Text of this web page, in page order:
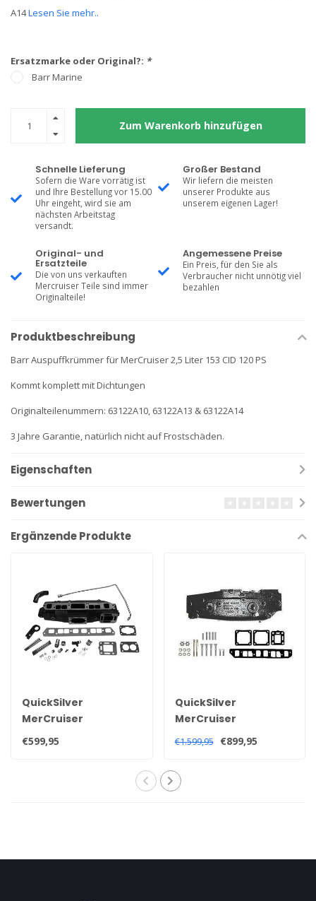
A14Lesen Sie mehr..
Ersatzmarke oder Original?: *
Barr Marine
Zum Warenkorb hinzufügen
Schnelle Lieferung
Sofern die Ware vorrätig ist
und Ihre Bestellung vor 15.00
Uhr eingeht, wird sie am
nächsten Arbeitstag
versandt.
Großer Bestand
Wir liefern die meisten
unserer Produkte aus
unserem eigenen Lager!
Original- und
Ersatzteile
Die von uns verkauften
Mercruiser Teile sind immer
Originalteile!
Angemessene Preise
Ein Preis, für den Sie als
Verbraucher nicht unnötig viel
bezahlen
Produktbeschreibung
Barr Auspuffkrümmer für MerCruiser 2,5 Liter 153 CID 120 PS
Kommt komplett mit Dichtungen
Originalteilenummern: 63122A10, 63122A13 & 63122A14
3 Jahre Garantie, natürlich nicht auf Frostschäden.
Eigenschaften
Bewertungen
Ergänzende Produkte
QuickSilver
MerCruiser
Auspuffkrümmer für
3.0 Liter 181 CID 140HP
€599,95
QuickSilver
MerCruiser
Auspuffkrümmer für
3,0 Liter Motoren
€1.599,95 €899,95